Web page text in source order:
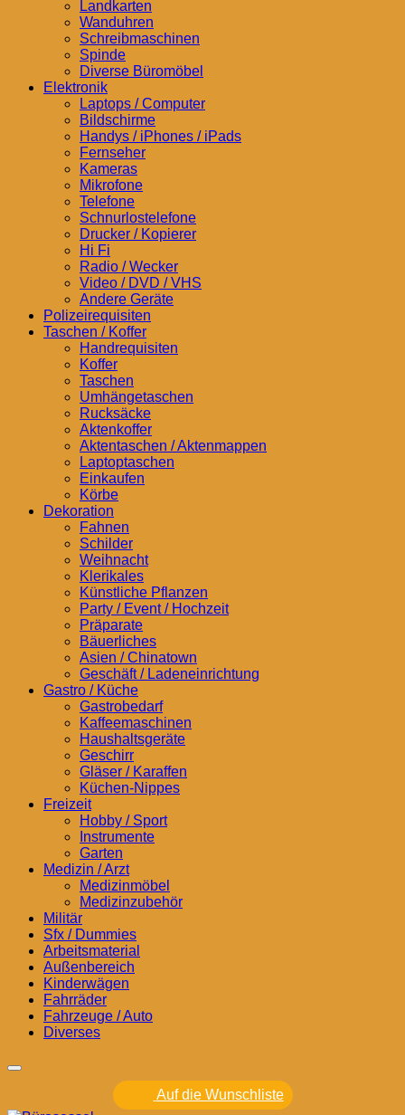
Landkarten
Wanduhren
Schreibmaschinen
Spinde
Diverse Büromöbel
Elektronik
Laptops / Computer
Bildschirme
Handys / iPhones / iPads
Fernseher
Kameras
Mikrofone
Telefone
Schnurlostelefone
Drucker / Kopierer
Hi Fi
Radio / Wecker
Video / DVD / VHS
Andere Geräte
Polizeirequisiten
Taschen / Koffer
Handrequisiten
Koffer
Taschen
Umhängetaschen
Rucksäcke
Aktenkoffer
Aktentaschen / Aktenmappen
Laptoptaschen
Einkaufen
Körbe
Dekoration
Fahnen
Schilder
Weihnacht
Klerikales
Künstliche Pflanzen
Party / Event / Hochzeit
Präparate
Bäuerliches
Asien / Chinatown
Geschäft / Ladeneinrichtung
Gastro / Küche
Gastrobedarf
Kaffeemaschinen
Haushaltsgeräte
Geschirr
Gläser / Karaffen
Küchen-Nippes
Freizeit
Hobby / Sport
Instrumente
Garten
Medizin / Arzt
Medizinmöbel
Medizinzubehör
Militär
Sfx / Dummies
Arbeitsmaterial
Außenbereich
Kinderwägen
Fahrräder
Fahrzeuge / Auto
Diverses
Auf die Wunschliste